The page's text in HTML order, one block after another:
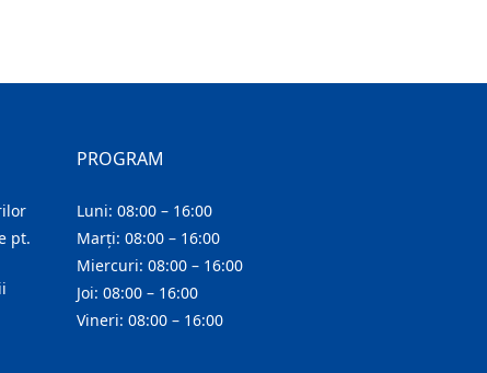
pt.
PROGRAM
Luni: 08:00 – 16:00
Marți: 08:00 – 16:00
Miercuri: 08:00 – 16:00
Joi: 08:00 – 16:00
Vineri: 08:00 – 16:00